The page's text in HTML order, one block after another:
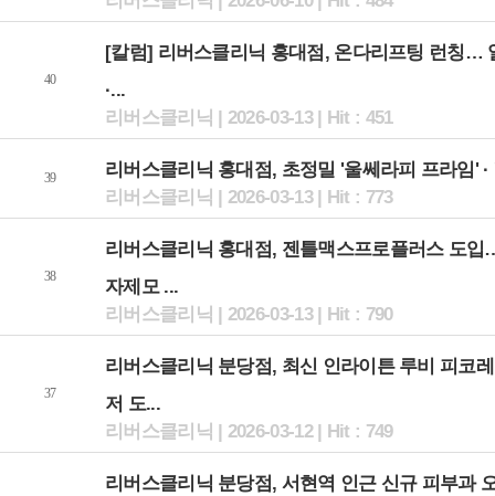
40
[칼럼] 리버스클리닉 홍대점, 온다리프팅 런칭…
·...
리버스클리닉 | 2026-03-13 | Hit : 451
39
리버스클리닉 홍대점, 초정밀 '울쎄라피 프라임' ·
리버스클리닉 | 2026-03-13 | Hit : 773
38
리버스클리닉 홍대점, 젠틀맥스프로플러스 도
자제모 ...
리버스클리닉 | 2026-03-13 | Hit : 790
37
리버스클리닉 분당점, 최신 인라이튼 루비 피코
저 도...
리버스클리닉 | 2026-03-12 | Hit : 749
리버스클리닉 분당점, 서현역 인근 신규 피부과